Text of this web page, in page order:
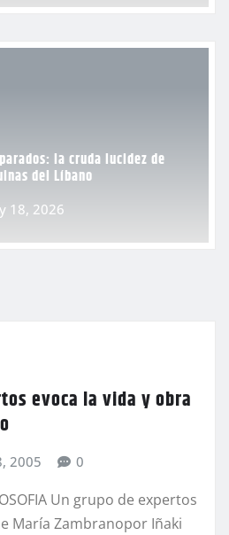
la cruda lucidez de
del Líbano
18, 2026
evoca la vida y obra
2005 0
Un grupo de expertos
María Zambranopor Iñaki